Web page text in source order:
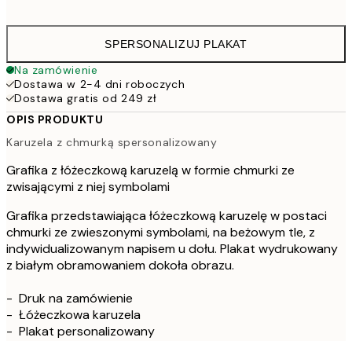
SPERSONALIZUJ PLAKAT
Na zamówienie
Dostawa w 2-4 dni roboczych
Dostawa gratis od 249 zł
OPIS PRODUKTU
Karuzela z chmurką spersonalizowany
Grafika z łóżeczkową karuzelą w formie chmurki ze
zwisającymi z niej symbolami
Grafika przedstawiająca łóżeczkową karuzelę w postaci
chmurki ze zwieszonymi symbolami, na beżowym tle, z
indywidualizowanym napisem u dołu. Plakat wydrukowany
z białym obramowaniem dokoła obrazu.
- Druk na zamówienie
- Łóżeczkowa karuzela
- Plakat personalizowany